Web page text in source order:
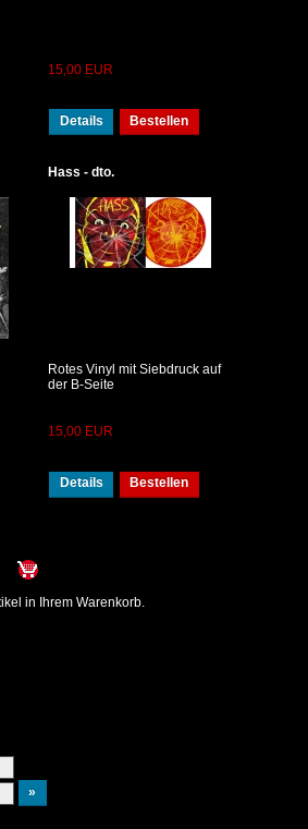
15,00 EUR
Details Bestellen
Hass - dto.
Rotes Vinyl mit Siebdruck auf
der B-Seite
15,00 EUR
Details Bestellen
in Ihrem Warenkorb.